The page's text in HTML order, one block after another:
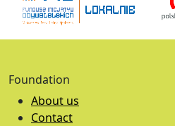
Foundation
About us
Contact